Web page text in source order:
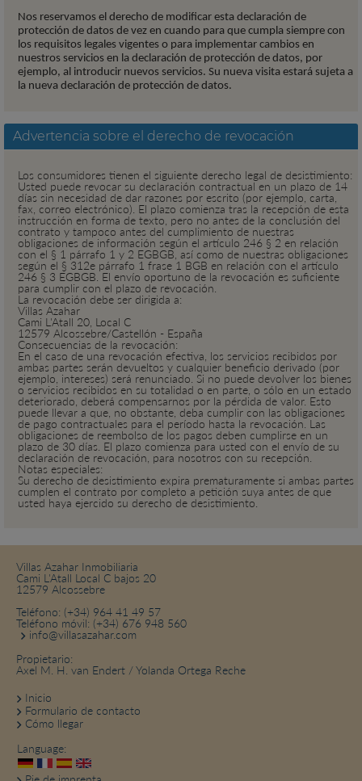
Nos reservamos el derecho de modificar esta declaración de
protección de datos de vez en cuando para que cumpla siempre con
los requisitos legales vigentes o para implementar cambios en
nuestros servicios en la declaración de protección de datos, por
ejemplo, al introducir nuevos servicios. Su nueva visita estará sujeta a
la nueva declaración de protección de datos.
Advertencia sobre el derecho de revocación
Los consumidores tienen el siguiente derecho legal de desistimiento:
Usted puede revocar su declaración contractual en un plazo de 14
días sin necesidad de dar razones por escrito (por ejemplo, carta,
fax, correo electrónico). El plazo comienza tras la recepción de esta
instrucción en forma de texto, pero no antes de la conclusión del
contrato y tampoco antes del cumplimiento de nuestras
obligaciones de información según el artículo 246 § 2 en relación
con el § 1 párrafo 1 y 2 EGBGB, así como de nuestras obligaciones
según el § 312e párrafo 1 frase 1 BGB en relación con el artículo
246 § 3 EGBGB. El envío oportuno de la revocación es suficiente
para cumplir con el plazo de revocación.
La revocación debe ser dirigida a:
Villas Azahar
Cami L'Atall 20, Local C
12579 Alcossebre/Castellón - España
Consecuencias de la revocación:
En el caso de una revocación efectiva, los servicios recibidos por
ambas partes serán devueltos y cualquier beneficio derivado (por
ejemplo, intereses) será renunciado. Si no puede devolver los bienes
o servicios recibidos en su totalidad o en parte, o sólo en un estado
deteriorado, deberá compensarnos por la pérdida de valor. Esto
puede llevar a que, no obstante, deba cumplir con las obligaciones
de pago contractuales para el período hasta la revocación. Las
obligaciones de reembolso de los pagos deben cumplirse en un
plazo de 30 días. El plazo comienza para usted con el envío de su
declaración de revocación, para nosotros con su recepción.
Notas especiales:
Su derecho de desistimiento expira prematuramente si ambas partes
cumplen el contrato por completo a petición suya antes de que
usted haya ejercido su derecho de desistimiento.
Villas Azahar Inmobiliaria
Cami L'Atall Local C bajos 20
12579 Alcossebre
Teléfono: (+34) 964 41 49 57
Teléfono móvil: (+34) 676 948 560
info@villasazahar.com
Propietario:
Axel M. H. van Endert / Yolanda Ortega Reche
Inicio
Formulario de contacto
Cómo llegar
Language: